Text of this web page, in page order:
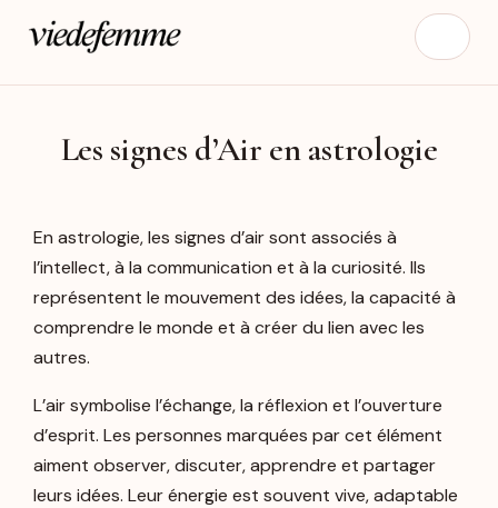
Les signes d’Air en astrologie
En astrologie, les signes d’air sont associés à
l’intellect, à la communication et à la curiosité. Ils
représentent le mouvement des idées, la capacité à
comprendre le monde et à créer du lien avec les
autres.
L’air symbolise l’échange, la réflexion et l’ouverture
d’esprit. Les personnes marquées par cet élément
aiment observer, discuter, apprendre et partager
leurs idées. Leur énergie est souvent vive, adaptable